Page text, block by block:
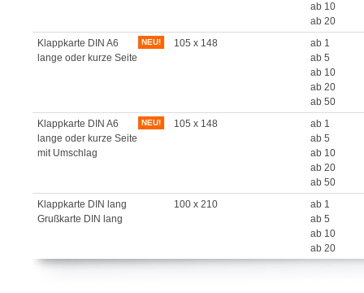
ab 10
ab 20
Klappkarte DIN A6
NEU!
lange oder kurze Seite
105 x 148
ab 1
ab 5
ab 10
ab 20
ab 50
Klappkarte DIN A6
NEU!
lange oder kurze Seite
mit Umschlag
105 x 148
ab 1
ab 5
ab 10
ab 20
ab 50
Klappkarte DIN lang
Grußkarte DIN lang
100 x 210
ab 1
ab 5
ab 10
ab 20